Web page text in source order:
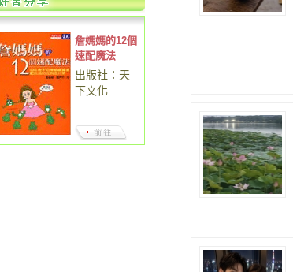
詹媽媽的12個
速配魔法
出版社：天
下文化